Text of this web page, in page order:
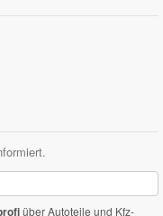
über Autoteile und Kfz-